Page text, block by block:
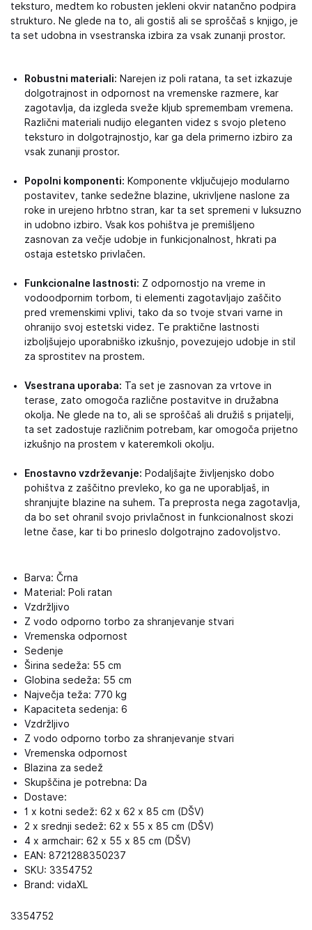
teksturo, medtem ko robusten jekleni okvir natančno podpira
strukturo. Ne glede na to, ali gostiš ali se sproščaš s knjigo, je
ta set udobna in vsestranska izbira za vsak zunanji prostor.
Robustni materiali: Narejen iz poli ratana, ta set izkazuje
dolgotrajnost in odpornost na vremenske razmere, kar
zagotavlja, da izgleda sveže kljub spremembam vremena.
Različni materiali nudijo eleganten videz s svojo pleteno
teksturo in dolgotrajnostjo, kar ga dela primerno izbiro za
vsak zunanji prostor.
Popolni komponenti: Komponente vključujejo modularno
postavitev, tanke sedežne blazine, ukrivljene naslone za
roke in urejeno hrbtno stran, kar ta set spremeni v luksuzno
in udobno izbiro. Vsak kos pohištva je premišljeno
zasnovan za večje udobje in funkicjonalnost, hkrati pa
ostaja estetsko privlačen.
Funkcionalne lastnosti: Z odpornostjo na vreme in
vodoodpornim torbom, ti elementi zagotavljajo zaščito
pred vremenskimi vplivi, tako da so tvoje stvari varne in
ohranijo svoj estetski videz. Te praktične lastnosti
izboljšujejo uporabniško izkušnjo, povezujejo udobje in stil
za sprostitev na prostem.
Vsestrana uporaba: Ta set je zasnovan za vrtove in
terase, zato omogoča različne postavitve in družabna
okolja. Ne glede na to, ali se sproščaš ali družiš s prijatelji,
ta set zadostuje različnim potrebam, kar omogoča prijetno
izkušnjo na prostem v kateremkoli okolju.
Enostavno vzdrževanje: Podaljšajte življenjsko dobo
pohištva z zaščitno prevleko, ko ga ne uporabljaš, in
shranjujte blazine na suhem. Ta preprosta nega zagotavlja,
da bo set ohranil svojo privlačnost in funkcionalnost skozi
letne čase, kar ti bo prineslo dolgotrajno zadovoljstvo.
Barva: Črna
Material: Poli ratan
Vzdržljivo
Z vodo odporno torbo za shranjevanje stvari
Vremenska odpornost
Sedenje
Širina sedeža: 55 cm
Globina sedeža: 55 cm
Največja teža: 770 kg
Kapaciteta sedenja: 6
Vzdržljivo
Z vodo odporno torbo za shranjevanje stvari
Vremenska odpornost
Blazina za sedež
Skupščina je potrebna: Da
Dostave:
1 x kotni sedež: 62 x 62 x 85 cm (DŠV)
2 x srednji sedež: 62 x 55 x 85 cm (DŠV)
4 x armchair: 62 x 55 x 85 cm (DŠV)
EAN: 8721288350237
SKU: 3354752
Brand: vidaXL
3354752